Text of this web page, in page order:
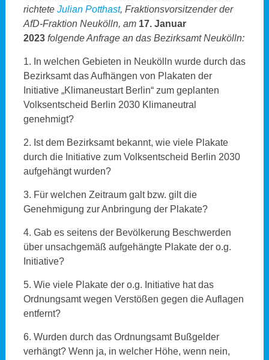
richtete Julian Potthast, Fraktionsvorsitzender der
AfD-Fraktion Neukölln, am 17. Januar
2023folgende Anfrage an das Bezirksamt Neukölln:
1. In welchen Gebieten in Neukölln wurde durch das
Bezirksamt das Aufhängen von Plakaten der
Initiative „Klimaneustart Berlin“ zum geplanten
Volksentscheid Berlin 2030 Klimaneutral
genehmigt?
2. Ist dem Bezirksamt bekannt, wie viele Plakate
durch die Initiative zum Volksentscheid Berlin 2030
aufgehängt wurden?
3. Für welchen Zeitraum galt bzw. gilt die
Genehmigung zur Anbringung der Plakate?
4. Gab es seitens der Bevölkerung Beschwerden
über unsachgemäß aufgehängte Plakate der o.g.
Initiative?
5. Wie viele Plakate der o.g. Initiative hat das
Ordnungsamt wegen Verstößen gegen die Auflagen
entfernt?
6. Wurden durch das Ordnungsamt Bußgelder
verhängt? Wenn ja, in welcher Höhe, wenn nein,